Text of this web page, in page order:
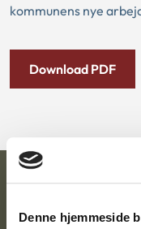
Denne hjemmeside
kommunens nye
Download PDF
Ankestyrelsen
Postadresse: